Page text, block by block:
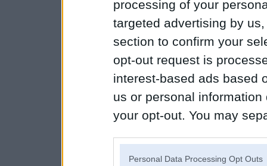
processing of your
targeted advertising by
section to confirm your
opt-out request is
interest-based ads based
us or personal
your opt-out. You may
Personal Data Processing Opt Outs